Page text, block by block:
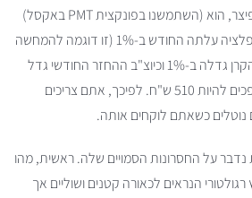
החודשי, לפי לוח סילוקין שפיצר, הוא (השתמשנו בפונקצית PMT באקסל)
505 ש"ח בחודש. אם האינפלציה עלתה החודש ב-1% (זו דוגמה להמחשה
בלבד, ומעט קיצונית), אזי הקרן גדלה ב-1% וכיוצ"ב ההחזר החודשי גדל
ב-1%. כלומר, 505 ש"ח הופכים להיות 510 ש"ח. לפיכך, אתם צריכים
נוטלים כשאתם לוקחים אותה.
על החסרונות הסמויים שלה. ראשית, מהו
רגולטורי הנראים לכאורה קטנים ושוליים אך